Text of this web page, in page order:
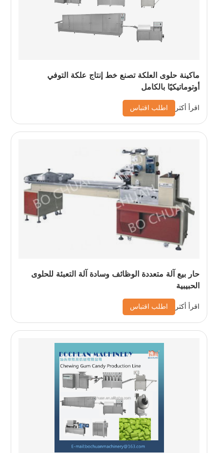
ماكينة حلوى العلكة تصنع خط إنتاج علكة التوفي
أوتوماتيكيًا بالكامل
اقرأ أكثر اطلب اقتباس
حار بيع آلة متعددة الوظائف وسادة آلة التعبئة للحلوى
الحبيبية
اقرأ أكثر اطلب اقتباس